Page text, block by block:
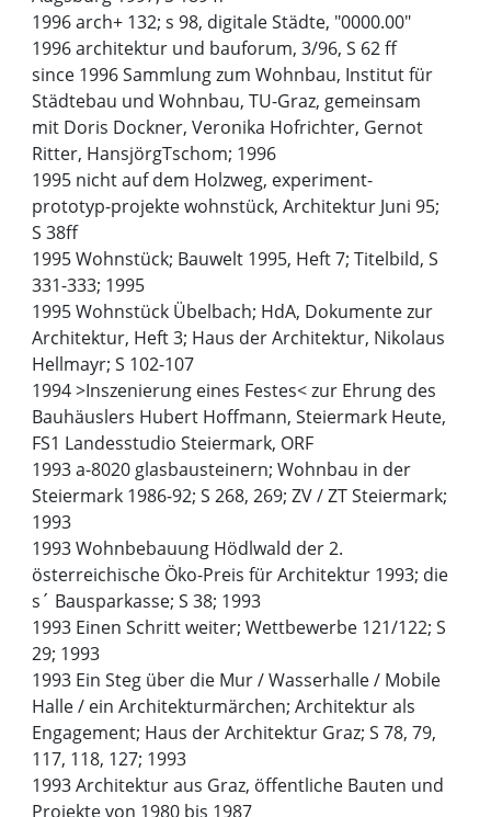
1996 arch+ 132; s 98, digitale Städte, "0000.00"
1996 architektur und bauforum, 3/96, S 62 ff
since 1996 Sammlung zum Wohnbau, Institut für
Städtebau und Wohnbau, TU-Graz, gemeinsam
mit Doris Dockner, Veronika Hofrichter, Gernot
Ritter, HansjörgTschom; 1996
1995 nicht auf dem Holzweg, experiment-
prototyp-projekte wohnstück, Architektur Juni 95;
S 38ff
1995 Wohnstück; Bauwelt 1995, Heft 7; Titelbild, S
331-333; 1995
1995 Wohnstück Übelbach; HdA, Dokumente zur
Architektur, Heft 3; Haus der Architektur, Nikolaus
Hellmayr; S 102-107
1994 >Inszenierung eines Festes< zur Ehrung des
Bauhäuslers Hubert Hoffmann, Steiermark Heute,
FS1 Landesstudio Steiermark, ORF
1993 a-8020 glasbausteinern; Wohnbau in der
Steiermark 1986-92; S 268, 269; ZV / ZT Steiermark;
1993
1993 Wohnbebauung Hödlwald der 2.
österreichische Öko-Preis für Architektur 1993; die
s´ Bausparkasse; S 38; 1993
1993 Einen Schritt weiter; Wettbewerbe 121/122; S
29; 1993
1993 Ein Steg über die Mur / Wasserhalle / Mobile
Halle / ein Architekturmärchen; Architektur als
Engagement; Haus der Architektur Graz; S 78, 79,
117, 118, 127; 1993
1993 Architektur aus Graz, öffentliche Bauten und
Projekte von 1980 bis 1987